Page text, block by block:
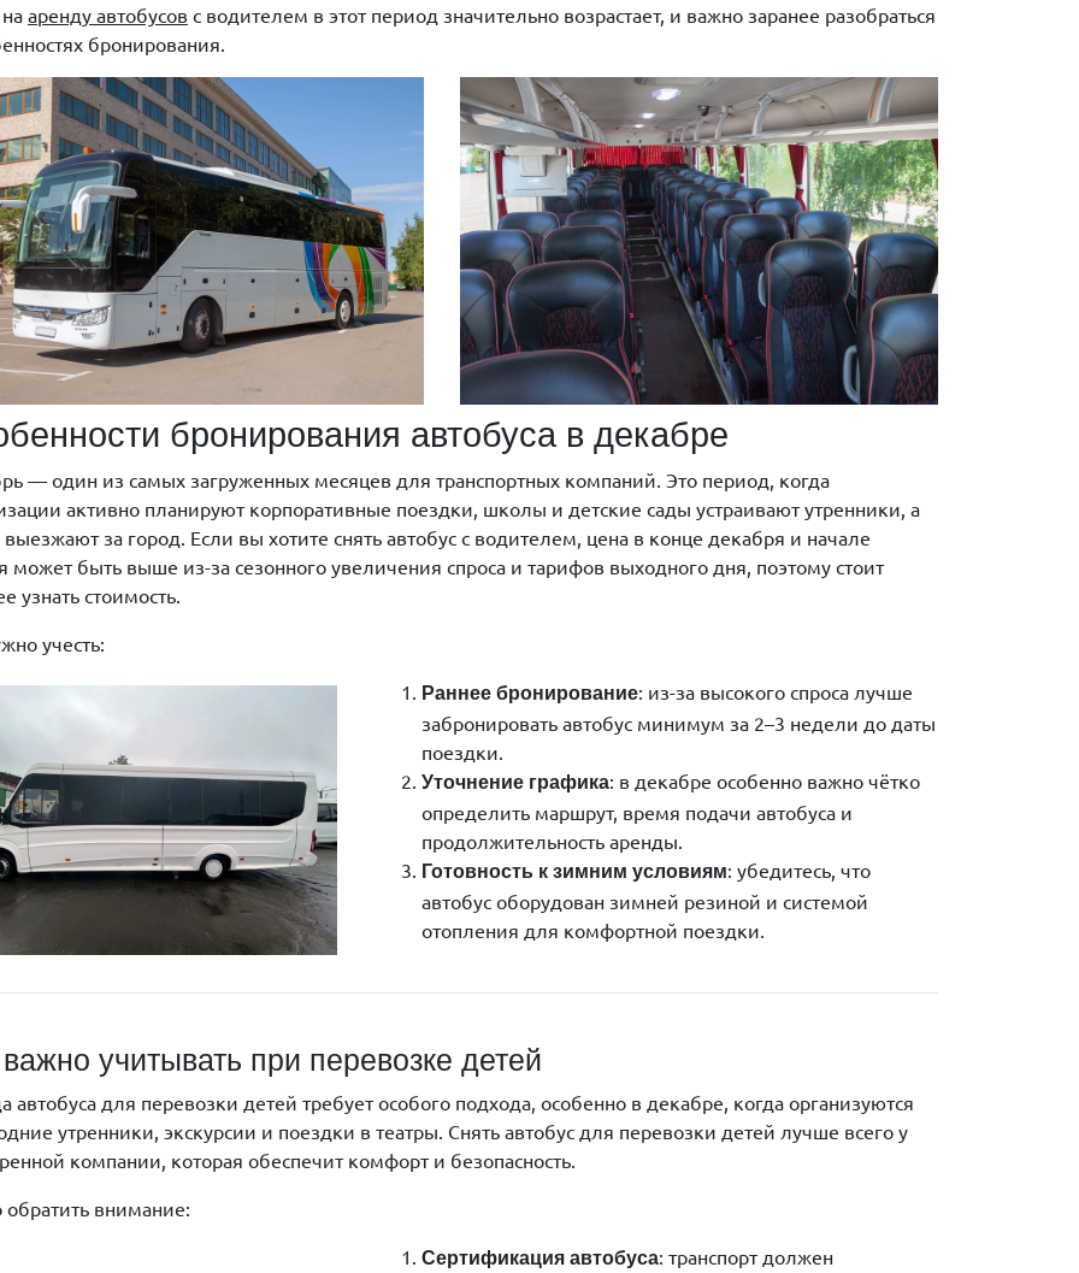
аренду автобусов с водителем в этот период значительно возрастает, и важно заранее разобраться
бронирования.
бронирования автобуса в декабре
— один из самых загруженных месяцев для транспортных компаний. Это период, когда
активно планируют корпоративные поездки, школы и детские сады устраивают утренники, а
за город. Если вы хотите снять автобус с водителем, цена в конце декабря и начале
может быть выше из-за сезонного увеличения спроса и тарифов выходного дня, поэтому стоит
узнать стоимость.
учесть:
Раннее бронирование: из-за высокого спроса лучше
забронировать автобус минимум за 2–3 недели до даты
поездки.
Уточнение графика: в декабре особенно важно чётко
определить маршрут, время подачи автобуса и
продолжительность аренды.
Готовность к зимним условиям: убедитесь, что
автобус оборудован зимней резиной и системой
отопления для комфортной поездки.
учитывать при перевозке детей
автобуса для перевозки детей требует особого подхода, особенно в декабре, когда организуются
утренники, экскурсии и поездки в театры. Снять автобус для перевозки детей лучше всего у
компании, которая обеспечит комфорт и безопасность.
обратить внимание:
Сертификация автобуса: транспорт должен